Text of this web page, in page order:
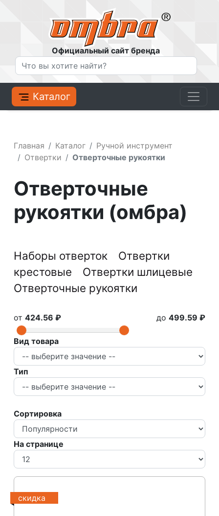
Официальный сайт бренда
Каталог
Главная Каталог
Ручной инструмент
Отвертки
Отверточные рукоятки
Отверточные
рукоятки (омбра)
Наборы отверток
Отвертки
крестовые
Отвертки шлицевые
Отверточные рукоятки
от424.56 ₽ до 499.59 ₽
Вид товара
Тип
Сортировка
На странице
скидка